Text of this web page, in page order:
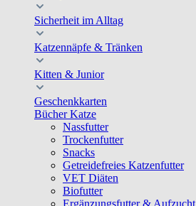
Sicherheit im Alltag
Katzennäpfe & Tränken
Kitten & Junior
Geschenkkarten
Bücher Katze
Nassfutter
Trockenfutter
Snacks
Getreidefreies Katzenfutter
VET Diäten
Biofutter
Ergänzungsfutter & Aufzucht